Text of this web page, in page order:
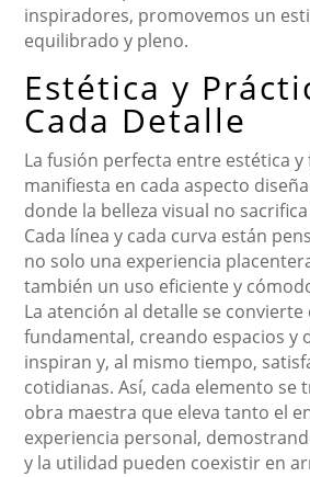
inspiradores, promovemos un
equilibrado y pleno.
Estética y
Cada Detalle
La fusión perfecta entre estética
manifiesta en cada aspecto
donde la belleza visual no
Cada línea y cada curva están
no solo una experiencia
también un uso eficiente y
La atención al detalle se
fundamental, creando espacios y
inspiran y, al mismo tiempo,
cotidianas. Así, cada elemento se
obra maestra que eleva tanto el
experiencia personal,
y la utilidad pueden coexistir en